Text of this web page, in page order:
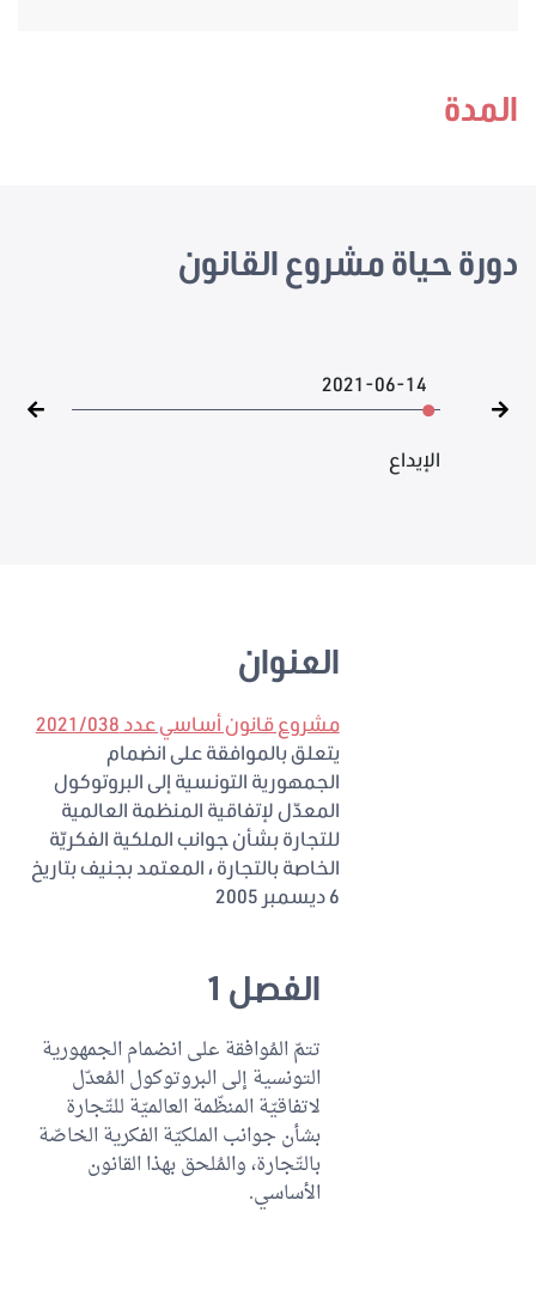
المدة
دورة حياة مشروع القانون
2021-06-14
الإيداع
العنوان
مشروع قانون أساسي عدد 2021/038
يتعلق بالموافقة على انضمام
الجمهورية التونسية إلى البروتوكول
المعدّل لإتفاقية المنظمة العالمية
للتجارة بشأن جوانب الملكية الفكريّة
الخاصة بالتجارة ، المعتمد بجنيف بتاريخ
6 ديسمبر 2005
الفصل 1
تتمّ المُوافقة على انضمام الجمهورية
التونسية إلى البروتوكول المُعدّل
لاتفاقيّة المنظّمة العالميّة للتّجارة
بشأن جوانب الملكيّة الفكرية الخاصّة
بالتّجارة، والمُلحق بهذا القانون
الأساسي.